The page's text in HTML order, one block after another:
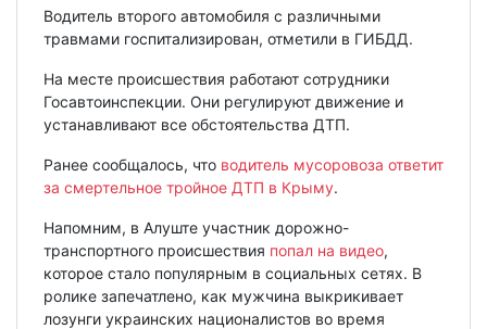
Водитель второго автомобиля с различными
травмами госпитализирован, отметили в ГИБДД.
На месте происшествия работают сотрудники
Госавтоинспекции. Они регулируют движение и
устанавливают все обстоятельства ДТП.
Ранее сообщалось, что водитель мусоровоза ответит
за смертельное тройное ДТП в Крыму.
Напомним, в Алуште участник дорожно-
транспортного происшествия попал на видео,
которое стало популярным в социальных сетях. В
ролике запечатлено, как мужчина выкрикивает
лозунги украинских националистов во время